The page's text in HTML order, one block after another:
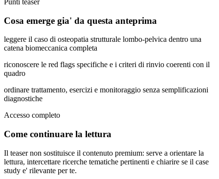
Cosa emerge gia' da questa anteprima
leggere il caso di osteopatia strutturale lombo-pelvica dentro una
catena biomeccanica completa
riconoscere le red flags specifiche e i criteri di rinvio coerenti con il
quadro
ordinare trattamento, esercizi e monitoraggio senza semplificazioni
diagnostiche
Accesso completo
Come continuare la lettura
Il teaser non sostituisce il contenuto premium: serve a orientare la
lettura, intercettare ricerche tematiche pertinenti e chiarire se il case
study e' rilevante per te.